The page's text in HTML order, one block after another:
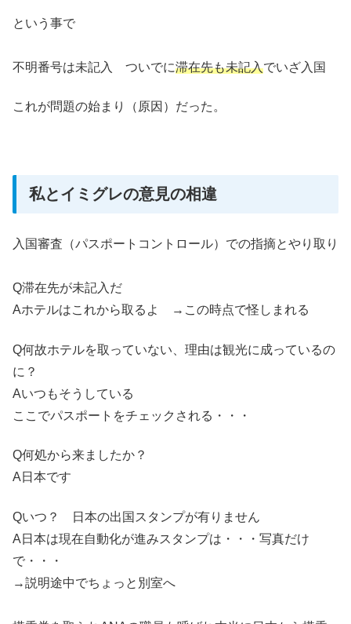
という事で
不明番号は未記入 ついでに滞在先も未記入でいざ入国
これが問題の始まり（原因）だった。
私とイミグレの意見の相違
入国審査（パスポートコントロール）での指摘とやり取り
Q滞在先が未記入だ
Aホテルはこれから取るよ →この時点で怪しまれる
Q何故ホテルを取っていない、理由は観光に成っているの
に？
Aいつもそうしている
ここでパスポートをチェックされる・・・
Q何処から来ましたか？
A日本です
Qいつ？ 日本の出国スタンプが有りません
A日本は現在自動化が進みスタンプは・・・写真だけ
で・・・
→説明途中でちょっと別室へ